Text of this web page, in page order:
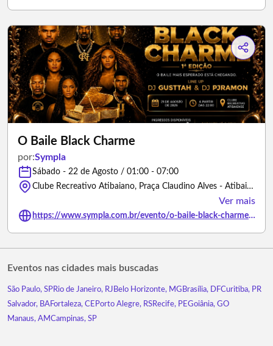
O Baile Black Charme
por:Sympla
Sábado - 22 de Agosto / 01:00 - 07:00
Clube Recreativo Atibaiano, Praça Claudino Alves - Atibaia/São Paulo
Ver mais
https://www.sympla.com.br/evento/o-baile-black-charme/3498508
Eventos nas cidades mais buscadas
São Paulo, SPRio de Janeiro, RJ Belo Horizonte, MG Brasília, DFCuritiba, PR
Salvador, BAFortaleza, CE Porto Alegre, RSRecife, PEGoiânia, GO
Manaus, AMCampinas, SP